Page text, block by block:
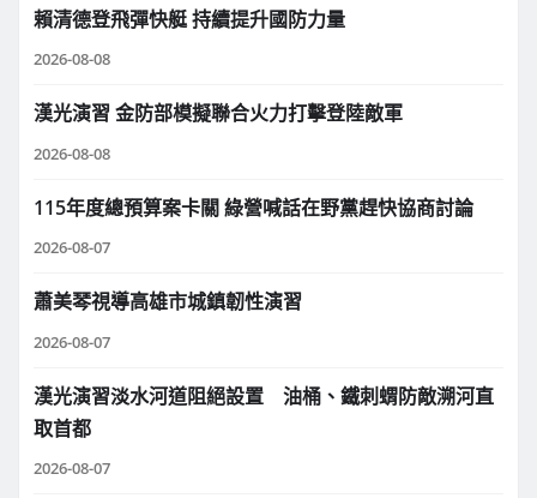
賴清德登飛彈快艇 持續提升國防力量
2026-08-08
漢光演習 金防部模擬聯合火力打擊登陸敵軍
2026-08-08
115年度總預算案卡關 綠營喊話在野黨趕快協商討論
2026-08-07
蕭美琴視導高雄市城鎮韌性演習
2026-08-07
漢光演習淡水河道阻絕設置 油桶、鐵刺蝟防敵溯河直
取首都
2026-08-07